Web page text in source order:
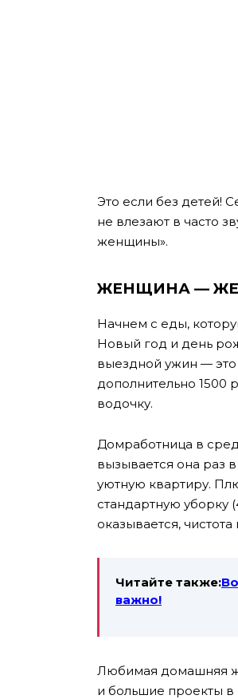
Это если без детей!
не влезают в часто
женщины».
ЖЕНЩИНА —
Начнем с еды,
Новый год и день
выездной ужин — это
дополнительно 1500
водочку.
Домработница в
вызывается она раз
уютную квартиру.
стандартную уборку
оказывается,
Читайте также:
важно!
Любимая домашняя
и большие проекты в